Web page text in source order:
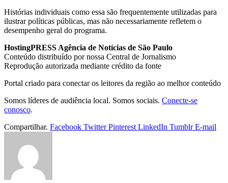
Histórias individuais como essa são frequentemente utilizadas para
ilustrar políticas públicas, mas não necessariamente refletem o
desempenho geral do programa.
HostingPRESS Agência de Notícias de São Paulo
Conteúdo distribuído por nossa Central de Jornalismo
Reprodução autorizada mediante crédito da fonte
Portal criado para conectar os leitores da região ao melhor conteúdo
Somos líderes de audiência local. Somos sociais. Conecte-se
conosco.
Compartilhar. Facebook Twitter Pinterest LinkedIn Tumblr E-mail